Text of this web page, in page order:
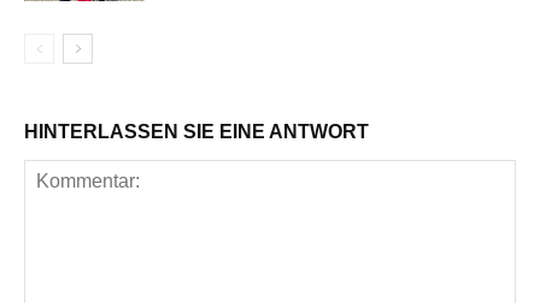
HINTERLASSEN SIE EINE ANTWORT